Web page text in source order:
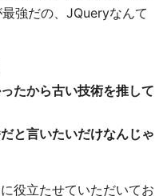
強だの、JQueryなんて
たから古い技術を推して
と言いたいだけなんじゃ
役立たせていただいてお